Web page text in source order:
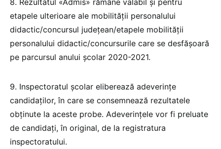
8. Rezultatul «Admis» rămâne valabil și pentru
etapele ulterioare ale mobilității personalului
didactic/concursul județean/etapele mobilității
personalului didactic/concursurile care se desfășoară
pe parcursul anului școlar 2020-2021.
9. Inspectoratul școlar eliberează adeverințe
candidaților, în care se consemnează rezultatele
obținute la aceste probe. Adeverințele vor fi preluate
de candidați, în original, de la registratura
inspectoratului.